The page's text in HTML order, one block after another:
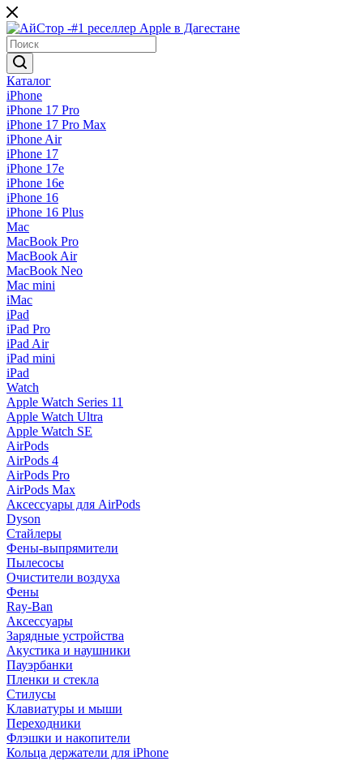
Каталог
iPhone
iPhone 17 Pro
iPhone 17 Pro Max
iPhone Air
iPhone 17
iPhone 17e
iPhone 16e
iPhone 16
iPhone 16 Plus
Mac
MacBook Pro
MacBook Air
MacBook Neo
Mac mini
iMac
iPad
iPad Pro
iPad Air
iPad mini
iPad
Watch
Apple Watch Series 11
Apple Watch Ultra
Apple Watch SE
AirPods
AirPods 4
AirPods Pro
AirPods Max
Аксессуары для AirPods
Dyson
Стайлеры
Фены-выпрямители
Пылесосы
Очистители воздуха
Фены
Ray-Ban
Аксессуары
Зарядные устройства
Акустика и наушники
Пауэрбанки
Пленки и стекла
Стилусы
Клавиатуры и мыши
Переходники
Флэшки и накопители
Кольца держатели для iPhone